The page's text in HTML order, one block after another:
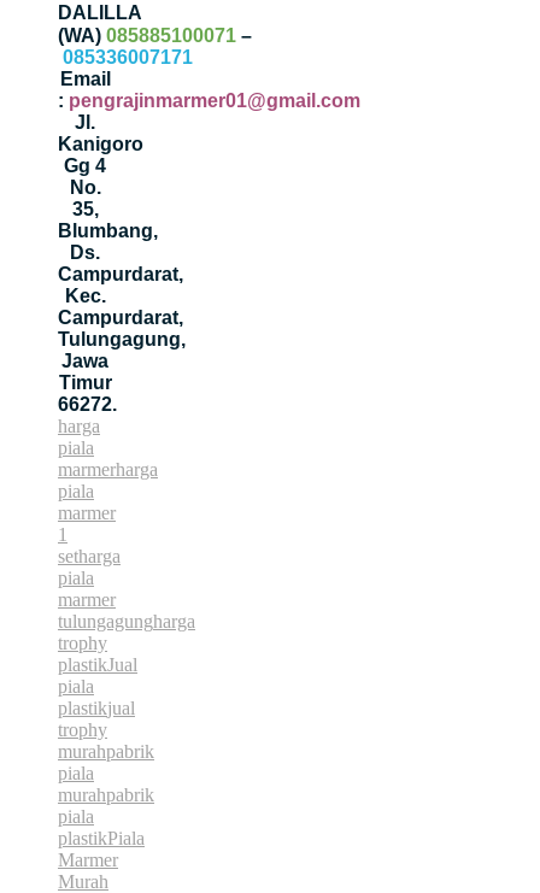
DALILLA
(WA) 085885100071 –
085336007171
Email
: pengrajinmarmer01@gmail.com
Jl.
Kanigoro
Gg 4
No.
35,
Blumbang,
Ds.
Campurdarat,
Kec.
Campurdarat,
Tulungagung,
Jawa
Timur
66272.
harga
piala
marmerharga
piala
marmer
1
setharga
piala
marmer
tulungagungharga
trophy
plastikJual
piala
plastikjual
trophy
murahpabrik
piala
murahpabrik
piala
plastikPiala
Marmer
Murah